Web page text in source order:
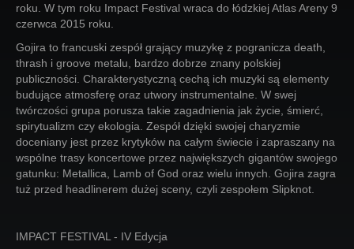
roku. W tym roku Impact Festival wraca do łódzkiej Atlas Areny 9
czerwca 2015 roku.
Gojira to francuski zespół grający muzykę z pogranicza death,
thrash i groove metalu, bardzo dobrze znany polskiej
publiczności. Charakterystyczną cechą ich muzyki są elementy
budujące atmosferę oraz utwory instrumentalne. W swej
twórczości grupa porusza takie zagadnienia jak życie, śmierć,
spirytualizm czy ekologia. Zespół dzięki swojej charyzmie
doceniany jest przez krytyków na całym świecie i zapraszany na
wspólne trasy koncertowe przez największych gigantów swojego
gatunku: Metallica, Lamb of God oraz wielu innych. Gojira zagra
tuż przed headlinerem dużej sceny, czyli zespołem Slipknot.
IMPACT FESTIVAL - IV Edycja